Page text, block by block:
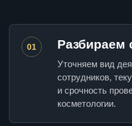
01 Разбираем
Уточняем вид
сотрудников,
и срочность
косметологии.